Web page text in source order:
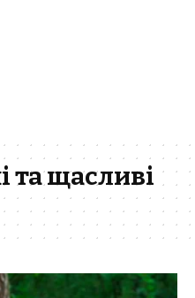
та щасливі